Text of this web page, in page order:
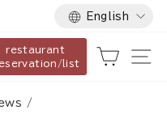
Language
English
restaurant
list
Cart
/